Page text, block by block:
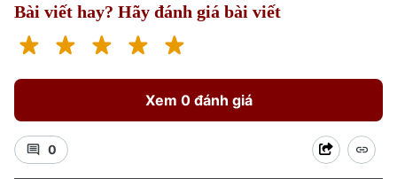
Bài viết hay? Hãy đánh giá bài viết
Xem 0 đánh giá
0